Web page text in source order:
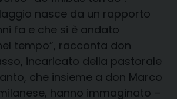
nasce da un rapporto
fa e che si è andato
tempo”, racconta don
incaricato della pastorale
che insieme a don Marco
hanno immaginato –